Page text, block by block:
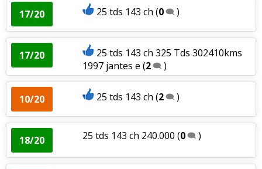
17/20 25 tds 143 ch (0 )
17/20
25 tds 143 ch 325 Tds 302410kms
1997 jantes e (2 )
10/20 25 tds 143 ch (2 )
18/20 25 tds 143 ch 240.000 (0 )